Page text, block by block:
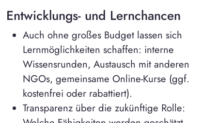
Entwicklungs- und Lernchancen
Auch ohne großes Budget lassen sich
Lernmöglichkeiten schaffen: interne
Wissensrunden, Austausch mit anderen
NGOs, gemeinsame Online-Kurse (ggf.
kostenfrei oder rabattiert).
Transparenz über die zukünftige Rolle: